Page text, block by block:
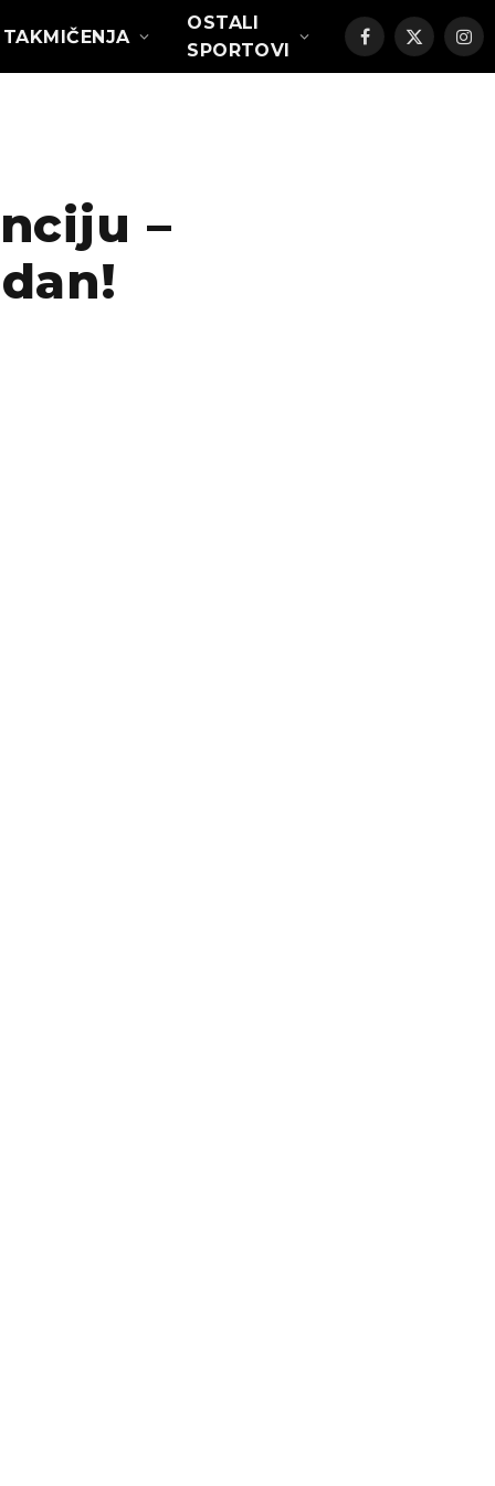
TAKMIČENJA
OSTALI
SPORTOVI
Facebook
X
(Twitter)
–